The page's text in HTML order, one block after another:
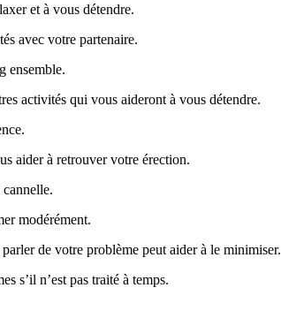
et à vous détendre.
avec votre partenaire.
ensemble.
activités qui vous aideront à vous détendre.
aider à retrouver votre érection.
modérément.
de votre problème peut aider à le minimiser.
s’il n’est pas traité à temps.